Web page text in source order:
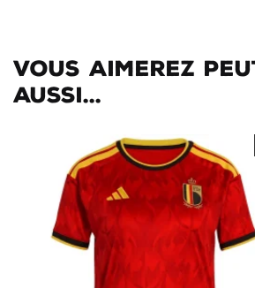
Vous aimerez
aussi...